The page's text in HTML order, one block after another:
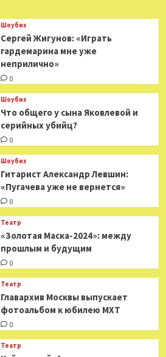
Шоубиз
Сергей Жигунов: «Играть
гардемарина мне уже
неприлично»
0
Шоубиз
Что общего у сына Яковлевой и
серийных убийц?
0
Шоубиз
Гитарист Александр Левшин:
«Пугачева уже не вернется»
0
Театр
«Золотая Маска-2024»: между
прошлым и будущим
0
Театр
​​Главархив Москвы выпускает
фотоальбом к юбилею МХТ
0
Театр